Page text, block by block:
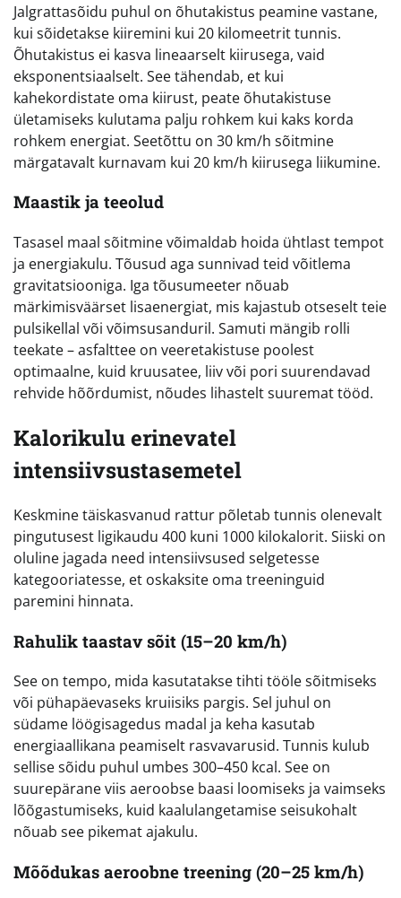
Jalgrattasõidu puhul on õhutakistus peamine vastane,
kui sõidetakse kiiremini kui 20 kilomeetrit tunnis.
Õhutakistus ei kasva lineaarselt kiirusega, vaid
eksponentsiaalselt. See tähendab, et kui
kahekordistate oma kiirust, peate õhutakistuse
ületamiseks kulutama palju rohkem kui kaks korda
rohkem energiat. Seetõttu on 30 km/h sõitmine
märgatavalt kurnavam kui 20 km/h kiirusega liikumine.
Maastik ja teeolud
Tasasel maal sõitmine võimaldab hoida ühtlast tempot
ja energiakulu. Tõusud aga sunnivad teid võitlema
gravitatsiooniga. Iga tõusumeeter nõuab
märkimisväärset lisaenergiat, mis kajastub otseselt teie
pulsikellal või võimsusanduril. Samuti mängib rolli
teekate – asfalttee on veeretakistuse poolest
optimaalne, kuid kruusatee, liiv või pori suurendavad
rehvide hõõrdumist, nõudes lihastelt suuremat tööd.
Kalorikulu erinevatel
intensiivsustasemetel
Keskmine täiskasvanud rattur põletab tunnis olenevalt
pingutusest ligikaudu 400 kuni 1000 kilokalorit. Siiski on
oluline jagada need intensiivsused selgetesse
kategooriatesse, et oskaksite oma treeninguid
paremini hinnata.
Rahulik taastav sõit (15–20 km/h)
See on tempo, mida kasutatakse tihti tööle sõitmiseks
või pühapäevaseks kruiisiks pargis. Sel juhul on
südame löögisagedus madal ja keha kasutab
energiaallikana peamiselt rasvavarusid. Tunnis kulub
sellise sõidu puhul umbes 300–450 kcal. See on
suurepärane viis aeroobse baasi loomiseks ja vaimseks
lõõgastumiseks, kuid kaalulangetamise seisukohalt
nõuab see pikemat ajakulu.
Mõõdukas aeroobne treening (20–25 km/h)